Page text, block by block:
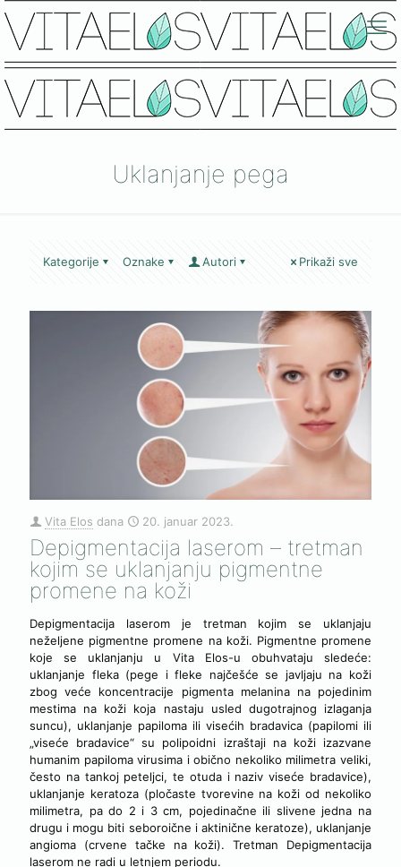
Uklanjanje pega
Kategorije Oznake Autori Prikaži sve
Vita Elos dana 20. januar 2023.
Depigmentacija laserom – tretman
kojim se uklanjanju pigmentne
promene na koži
Depigmentacija laserom je tretman kojim se uklanjaju
neželjene pigmentne promene na koži. Pigmentne promene
koje se uklanjanju u Vita Elos-u obuhvataju sledeće:
uklanjanje fleka (pege i fleke najčešće se javljaju na koži
zbog veće koncentracije pigmenta melanina na pojedinim
mestima na koži koja nastaju usled dugotrajnog izlaganja
suncu), uklanjanje papiloma ili visećih bradavica (papilomi ili
„viseće bradavice“ su polipoidni izraštaji na koži izazvane
humanim papiloma virusima i obično nekoliko milimetra veliki,
često na tankoj peteljci, te otuda i naziv viseće bradavice),
uklanjanje keratoza (pločaste tvorevine na koži od nekoliko
milimetra, pa do 2 i 3 cm, pojedinačne ili slivene jedna na
drugu i mogu biti seboroične i aktinične keratoze), uklanjanje
angioma (crvene tačke na koži). Tretman Depigmentacija
laserom ne radi u letnjem periodu.